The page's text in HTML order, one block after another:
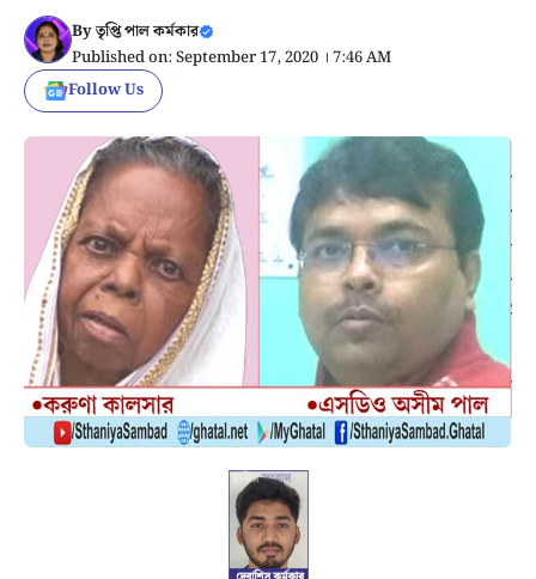
Byতৃপ্তি পাল কর্মকার
Published on: September 17, 2020 । 7:46 AM
Follow Us